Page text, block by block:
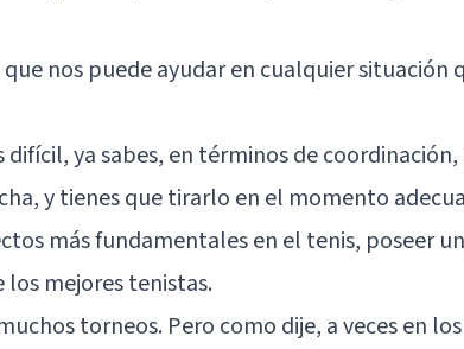
nos puede ayudar en cualquier situación
difícil, ya sabes, en términos de
y tienes que tirarlo en el momento
más fundamentales en el tenis, poseer
los mejores tenistas.
torneos. Pero como dije, a veces en los